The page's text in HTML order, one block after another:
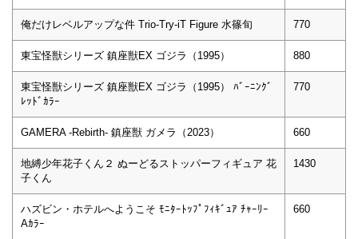
俺だけレベルアップな件 Trio-Try-iT Figure 水篠旬 770
東宝怪獣シリーズ 鎮座獣EX ゴジラ（1995） 880
東宝怪獣シリーズ 鎮座獣EX ゴジラ（1995） ﾊﾞｰﾆﾝｸﾞ
ﾚｯﾄﾞｶﾗｰ
770
GAMERA -Rebirth- 鎮座獣 ガメラ（2023） 660
地縛少年花子くん２ ぬーどるストッパーフィギュア 花
子くん
1430
ハズビン・ホテルへようこそ ﾓﾆﾀｰﾄｯﾌﾟﾌｨｷﾞｭｱ ﾁｬｰﾘｰ
Aｶﾗｰ
660